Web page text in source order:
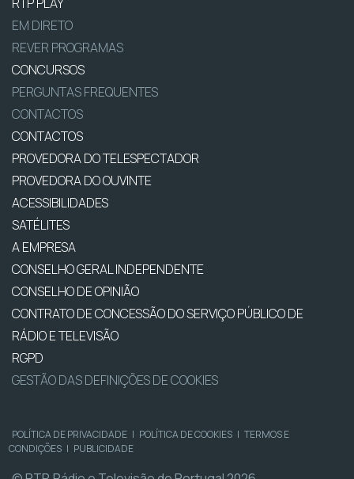
EM DIRETO
REVER PROGRAMAS
CONCURSOS
PERGUNTAS FREQUENTES
CONTACTOS
CONTACTOS
PROVEDORA DO TELESPECTADOR
PROVEDORA DO OUVINTE
ACESSIBILIDADES
SATÉLITES
A EMPRESA
CONSELHO GERAL INDEPENDENTE
CONSELHO DE OPINIÃO
CONTRATO DE CONCESSÃO DO SERVIÇO PÚBLICO DE
RÁDIO E TELEVISÃO
RGPD
GESTÃO DAS DEFINIÇÕES DE COOKIES
POLÍTICA DE PRIVACIDADE | POLÍTICA DE COOKIES | TERMOS E
CONDIÇÕES | PUBLICIDADE